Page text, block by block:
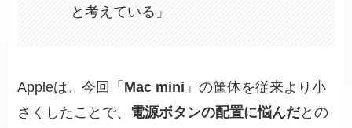
と考えている」
Appleは、今回「 Mac mini 」の筐体を従来より小
さくしたことで、 電源ボタンの配置に悩んだとの